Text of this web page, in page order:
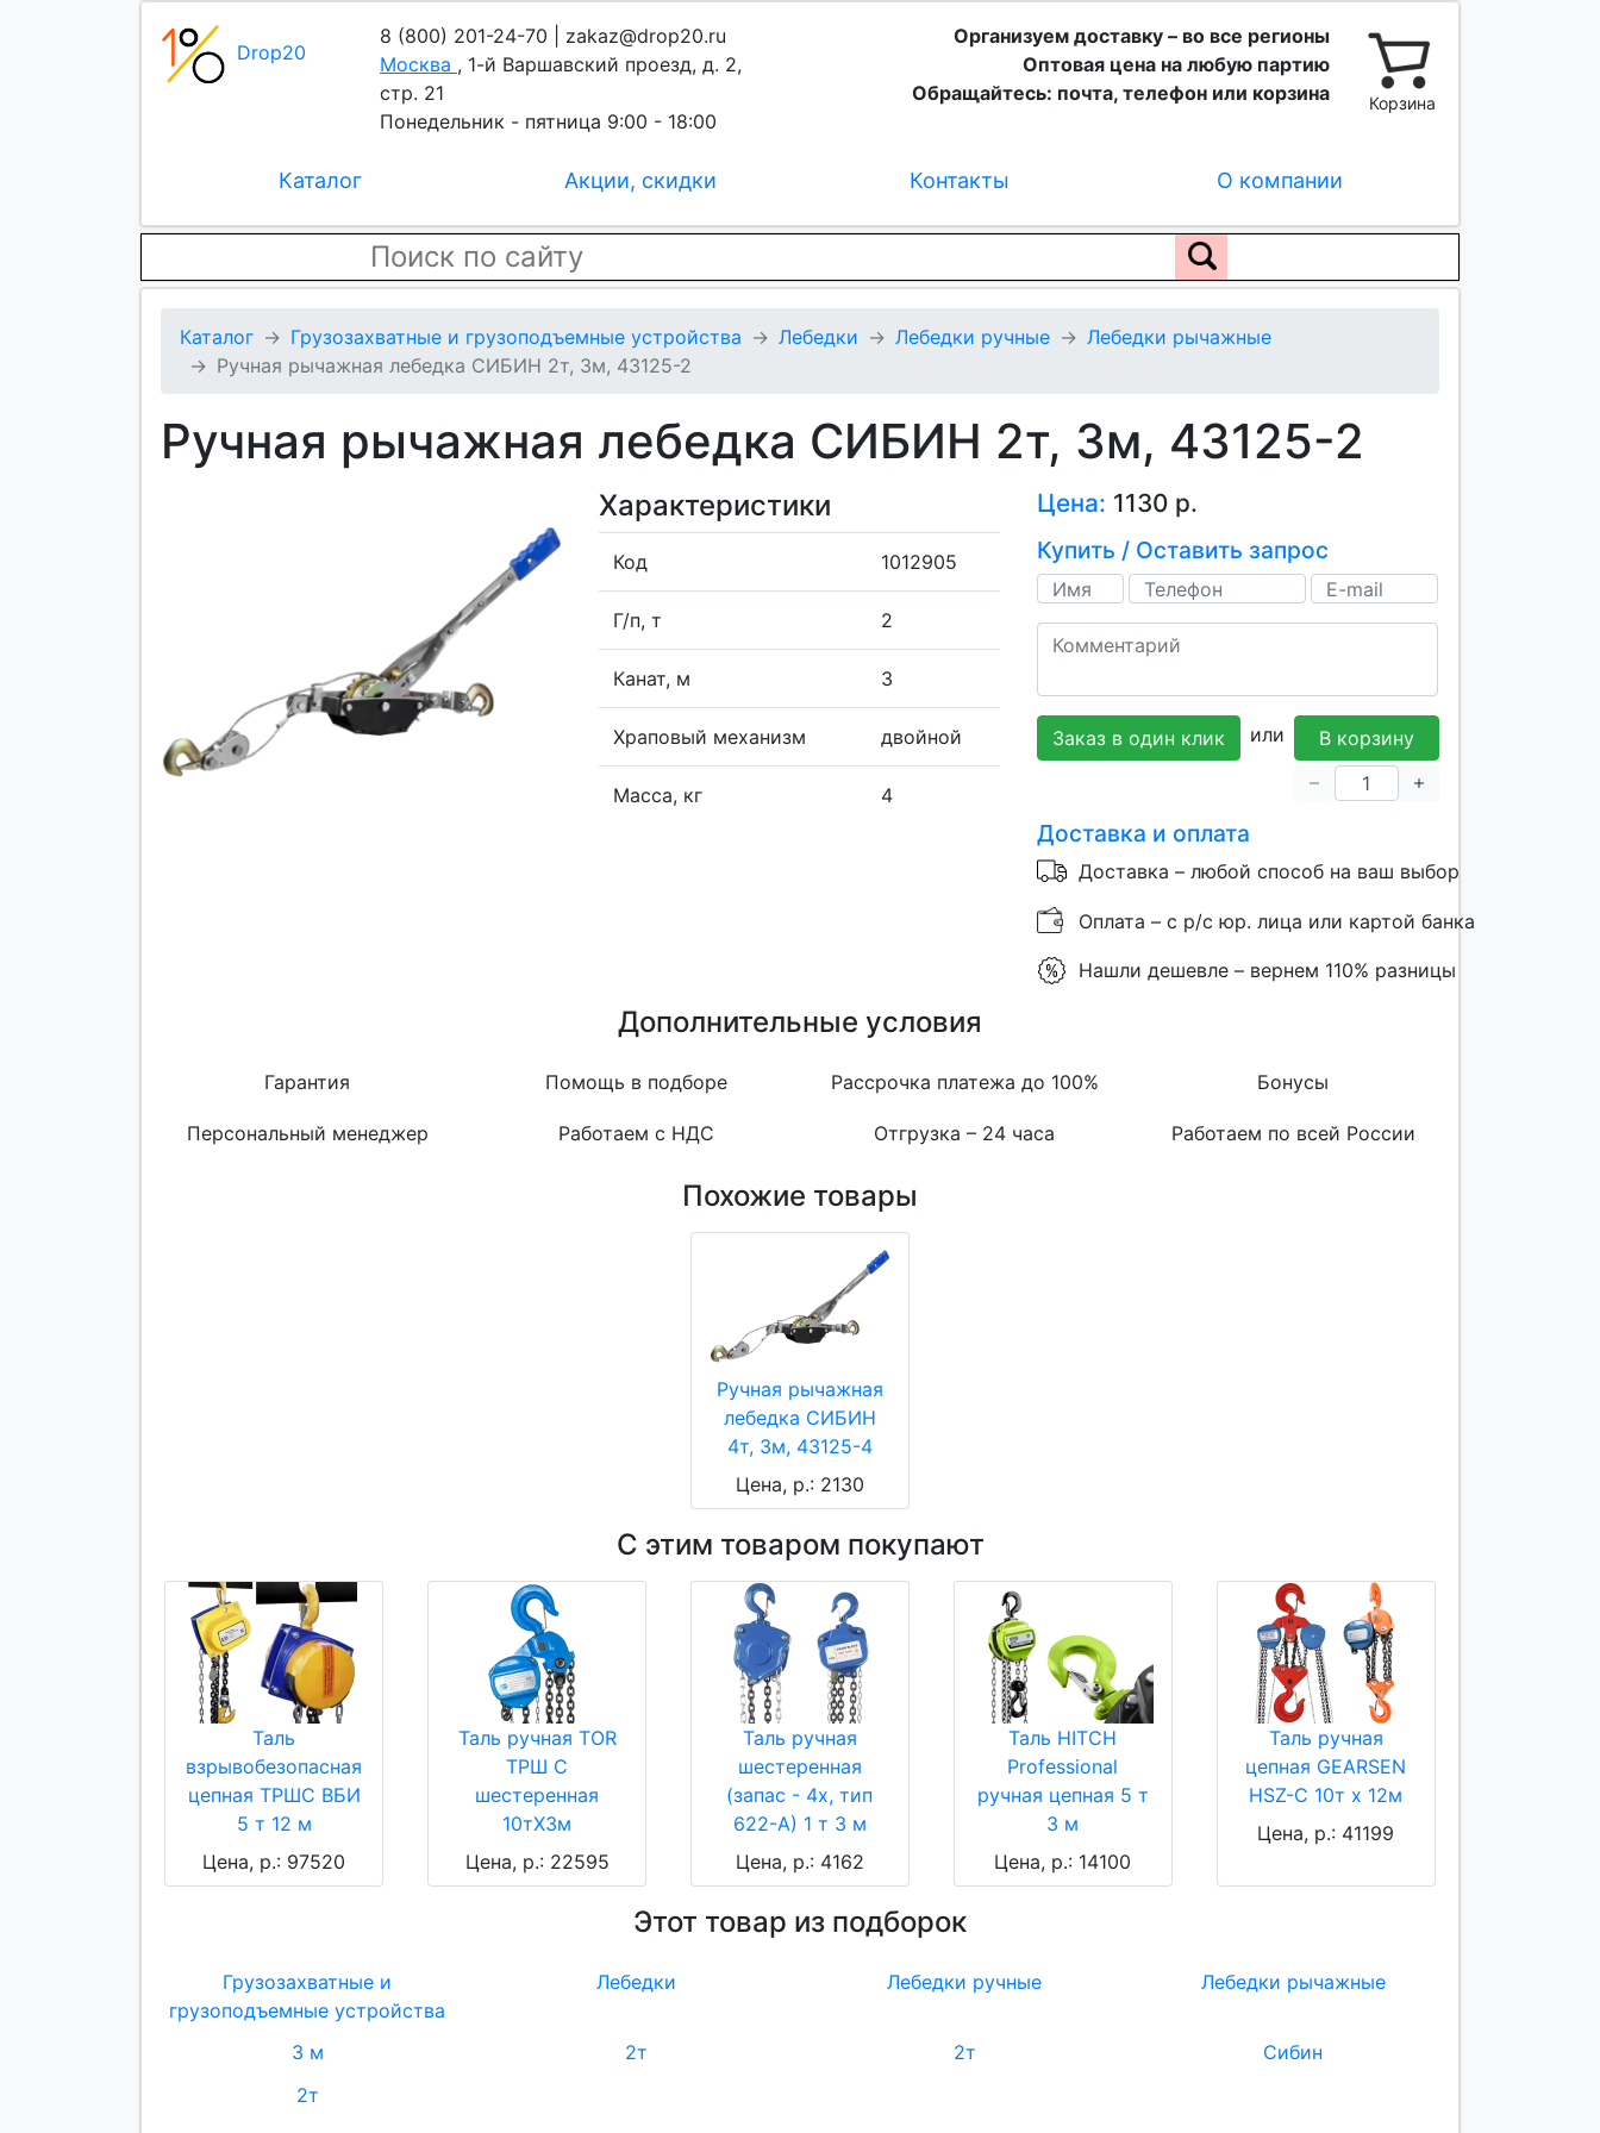
Drop20
8 (800) 201-24-70 | zakaz@drop20.ru
Москва , 1-й Варшавский проезд, д. 2,
стр. 21
Понедельник - пятница 9:00 - 18:00
Организуем доставку – во все регионы
Оптовая цена на любую партию
Обращайтесь: почта, телефон или корзина
Корзина
Каталог Акции, скидки Контакты О компании
Каталог Грузозахватные и грузоподъемные устройства Лебедки Лебедки ручные
Лебедки рычажные
Ручная рычажная лебедка СИБИН 2т, 3м, 43125-2
Ручная рычажная лебедка СИБИН 2т, 3м, 43125-2
Характеристики
Код 1012905
Г/п, т 2
Канат, м 3
Храповый механизм двойной
Масса, кг 4
Цена: 1130 р.
Купить / Оставить запрос
Заказ в один клик или В корзину
Доставка и оплата
Доставка – любой способ на ваш выбор
Оплата – с р/с юр. лица или картой банка
Нашли дешевле – вернем 110% разницы
Дополнительные условия
Гарантия Помощь в подборе Рассрочка платежа до 100% Бонусы
Персональный менеджер Работаем с НДС Отгрузка – 24 часа Работаем по всей России
Похожие товары
Ручная рычажная
лебедка СИБИН
4т, 3м, 43125-4
Цена, р.: 2130
С этим товаром покупают
Таль
взрывобезопасная
цепная ТРШС ВБИ
5 т 12 м
Цена, р.: 97520
Таль ручная TOR
ТРШ C
шестеренная
10тХ3м
Цена, р.: 22595
Таль ручная
шестеренная
(запас - 4х, тип
622-А) 1 т 3 м
Цена, р.: 4162
Таль HITCH
Professional
ручная цепная 5 т
3 м
Цена, р.: 14100
Таль ручная
цепная GEARSEN
HSZ-C 10т х 12м
Цена, р.: 41199
Этот товар из подборок
Грузозахватные и
грузоподъемные устройства
Лебедки Лебедки ручные Лебедки рычажные
3 м 2т 2т
Сибин
2т